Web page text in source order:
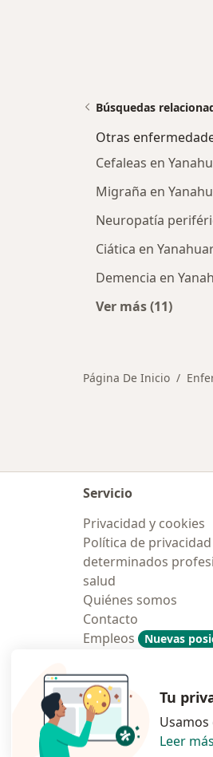
Búsquedas
Otras
Cefaleas en
Migraña en
Neuropatía
Ciática en
Demencia en
Ver más (11)
Página De Inicio
Servicio
Privacidad y cookies
Política de
determinados
salud
Quiénes somos
Contacto
Empleos
Nuevas
Contratación
Tu
Leer más